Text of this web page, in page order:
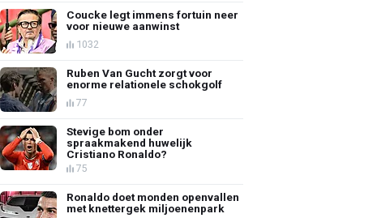
Coucke legt immens fortuin neer
voor nieuwe aanwinst
1032
Ruben Van Gucht zorgt voor
enorme relationele schokgolf
77
Stevige bom onder
spraakmakend huwelijk
Cristiano Ronaldo?
75
Ronaldo doet monden openvallen
met knettergek miljoenenpark